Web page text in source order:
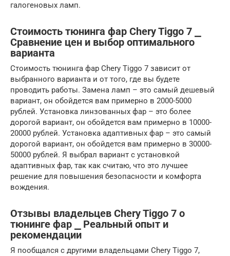
галогеновых ламп.
Стоимость тюнинга фар Chery Tiggo 7 ⎯
Сравнение цен и выбор оптимального
варианта
Стоимость тюнинга фар Chery Tiggo 7 зависит от
выбранного варианта и от того, где вы будете
проводить работы. Замена ламп – это самый дешевый
вариант, он обойдется вам примерно в 2000-5000
рублей. Установка линзованных фар – это более
дорогой вариант, он обойдется вам примерно в 10000-
20000 рублей. Установка адаптивных фар – это самый
дорогой вариант, он обойдется вам примерно в 30000-
50000 рублей. Я выбрал вариант с установкой
адаптивных фар, так как считаю, что это лучшее
решение для повышения безопасности и комфорта
вождения.
Отзывы владельцев Chery Tiggo 7 о
тюнинге фар ⎯ Реальный опыт и
рекомендации
Я пообщался с другими владельцами Chery Tiggo 7,